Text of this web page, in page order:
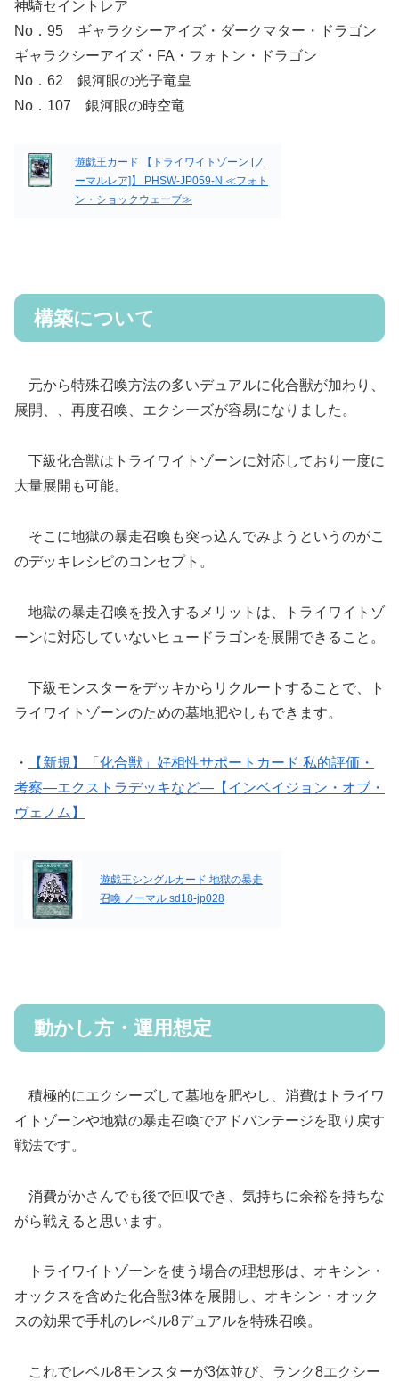
神騎セイントレア
No．95 ギャラクシーアイズ・ダークマター・ドラゴン
ギャラクシーアイズ・FA・フォトン・ドラゴン
No．62 銀河眼の光子竜皇
No．107 銀河眼の時空竜
遊戯王カード 【トライワイトゾーン [ノ
ーマルレア]】 PHSW-JP059-N ≪フォト
ン・ショックウェーブ≫
構築について
元から特殊召喚方法の多いデュアルに化合獣が加わり、
展開、、再度召喚、エクシーズが容易になりました。
下級化合獣はトライワイトゾーンに対応しており一度に
大量展開も可能。
そこに地獄の暴走召喚も突っ込んでみようというのがこ
のデッキレシピのコンセプト。
地獄の暴走召喚を投入するメリットは、トライワイトゾ
ーンに対応していないヒュードラゴンを展開できること。
下級モンスターをデッキからリクルートすることで、ト
ライワイトゾーンのための墓地肥やしもできます。
・
【新規】「化合獣」好相性サポートカード 私的評価・
考察―エクストラデッキなど―【インベイジョン・オブ・
ヴェノム】
遊戯王シングルカード 地獄の暴走
召喚 ノーマル sd18-jp028
動かし方・運用想定
積極的にエクシーズして墓地を肥やし、消費はトライワ
イトゾーンや地獄の暴走召喚でアドバンテージを取り戻す
戦法です。
消費がかさんでも後で回収でき、気持ちに余裕を持ちな
がら戦えると思います。
トライワイトゾーンを使う場合の理想形は、オキシン・
オックスを含めた化合獣3体を展開し、オキシン・オック
スの効果で手札のレベル8デュアルを特殊召喚。
これでレベル8モンスターが3体並び、ランク8エクシー